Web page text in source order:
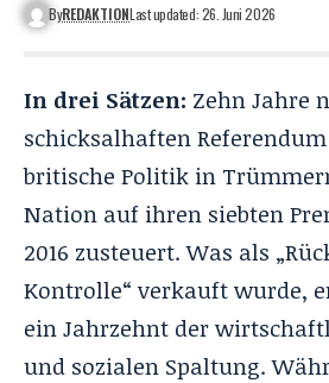
ByREDAKTIONLast updated: 26. Juni 2026
In drei Sätzen: Zehn Jahre
schicksalhaften
britische Politik in
Nation auf ihren siebten
2016 zusteuert. Was als
Kontrolle“ verkauft wurde,
ein Jahrzehnt der
und sozialen Spaltung.